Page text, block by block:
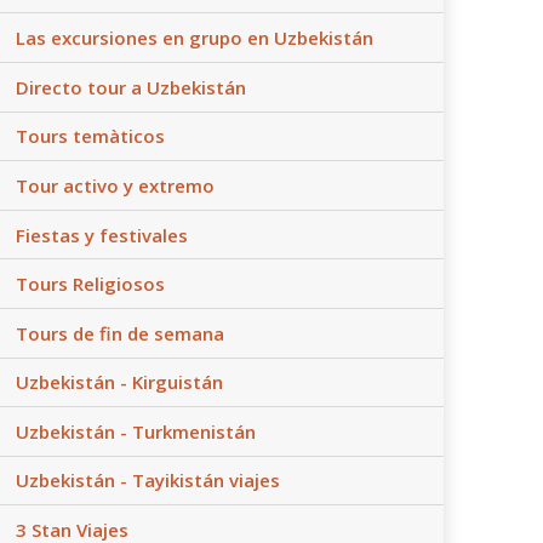
Las excursiones en grupo en Uzbekistán
Directo tour a Uzbekistán
Tours temàticos
Tour activo y extremo
Fiestas y festivales
Tours Religiosos
Tours de fin de semana
Uzbekistán - Kirguistán
Uzbekistán - Turkmenistán
Uzbekistán - Tayikistán viajes
3 Stan Viajes